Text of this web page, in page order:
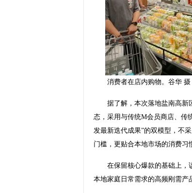
消费者在店内购物。谷华 摄
据了解，本次落地盐南高新区
态，采用与传统M会员商店、传
发最新迭代成果”的双模型，不
门槛，更贴合本地市场的消费习
在保留核心爆款的基础上，该
本地家庭日常需求的高频刚需产